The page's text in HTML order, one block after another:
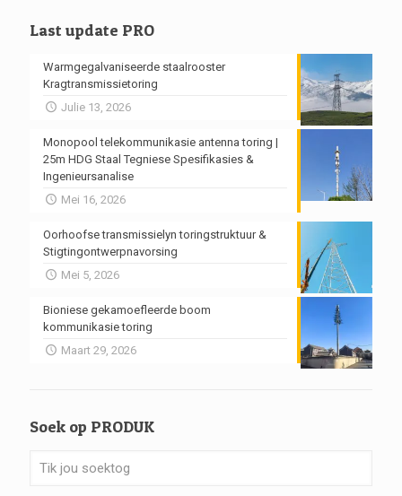
Last update PRO
Warmgegalvaniseerde staalrooster
Kragtransmissietoring
Julie 13, 2026
Monopool telekommunikasie antenna toring |
25m HDG Staal Tegniese Spesifikasies &
Ingenieursanalise
Mei 16, 2026
Oorhoofse transmissielyn toringstruktuur &
Stigtingontwerpnavorsing
Mei 5, 2026
Bioniese gekamoefleerde boom
kommunikasie toring
Maart 29, 2026
Soek op PRODUK